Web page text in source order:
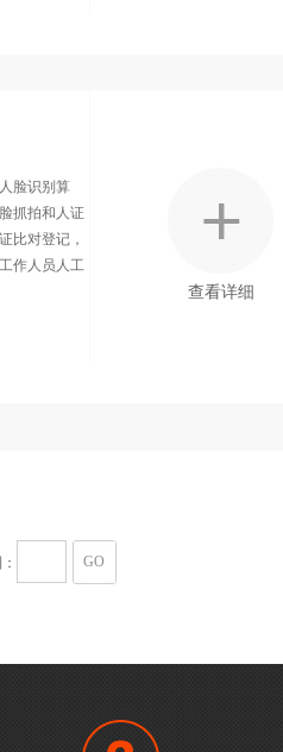
脸识别算
抓拍和人证
比对登记，
作人员人工
查看详细
GO